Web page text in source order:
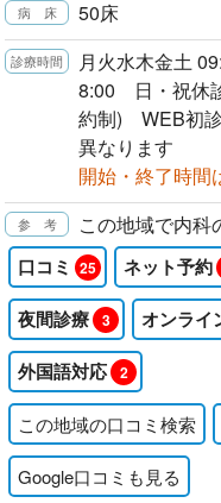
50床
月火水木金土
8:00 日・祝休
約制) WEB初
異なります
開始・終了時間
この地域で内科
口コミ 25 ネット予約
夜間診療 3 オンライ
外国語対応 2
この地域の口コミ検索
Google口コミも見る